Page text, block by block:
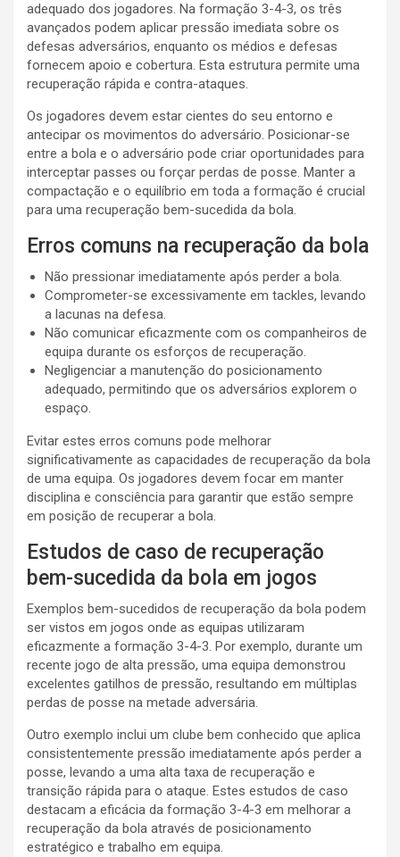
adequado dos jogadores. Na formação 3-4-3, os três
avançados podem aplicar pressão imediata sobre os
defesas adversários, enquanto os médios e defesas
fornecem apoio e cobertura. Esta estrutura permite uma
recuperação rápida e contra-ataques.
Os jogadores devem estar cientes do seu entorno e
antecipar os movimentos do adversário. Posicionar-se
entre a bola e o adversário pode criar oportunidades para
interceptar passes ou forçar perdas de posse. Manter a
compactação e o equilíbrio em toda a formação é crucial
para uma recuperação bem-sucedida da bola.
Erros comuns na recuperação da bola
Não pressionar imediatamente após perder a bola.
Comprometer-se excessivamente em tackles, levando
a lacunas na defesa.
Não comunicar eficazmente com os companheiros de
equipa durante os esforços de recuperação.
Negligenciar a manutenção do posicionamento
adequado, permitindo que os adversários explorem o
espaço.
Evitar estes erros comuns pode melhorar
significativamente as capacidades de recuperação da bola
de uma equipa. Os jogadores devem focar em manter
disciplina e consciência para garantir que estão sempre
em posição de recuperar a bola.
Estudos de caso de recuperação
bem-sucedida da bola em jogos
Exemplos bem-sucedidos de recuperação da bola podem
ser vistos em jogos onde as equipas utilizaram
eficazmente a formação 3-4-3. Por exemplo, durante um
recente jogo de alta pressão, uma equipa demonstrou
excelentes gatilhos de pressão, resultando em múltiplas
perdas de posse na metade adversária.
Outro exemplo inclui um clube bem conhecido que aplica
consistentemente pressão imediatamente após perder a
posse, levando a uma alta taxa de recuperação e
transição rápida para o ataque. Estes estudos de caso
destacam a eficácia da formação 3-4-3 em melhorar a
recuperação da bola através de posicionamento
estratégico e trabalho em equipa.